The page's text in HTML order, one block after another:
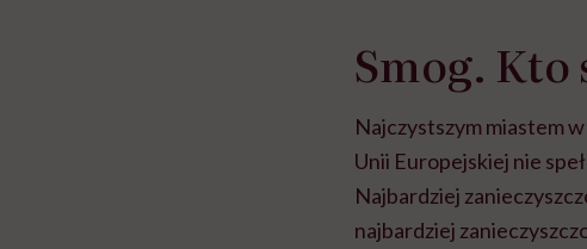
głupota i brak wyobraźni"
Smog. Kto
Najczystszym miastem
Unii Europejskiej nie
Najbardziej
najbardziej